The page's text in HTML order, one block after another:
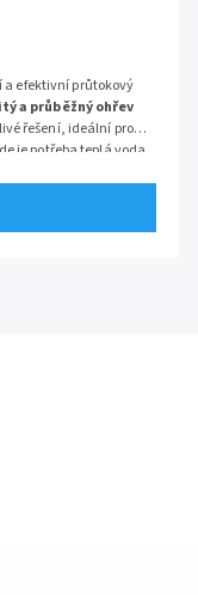
efektivní průtokový
a průběžný ohřev
řešení, ideální pro
je potřeba teplá voda